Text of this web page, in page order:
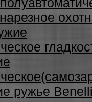
ружье